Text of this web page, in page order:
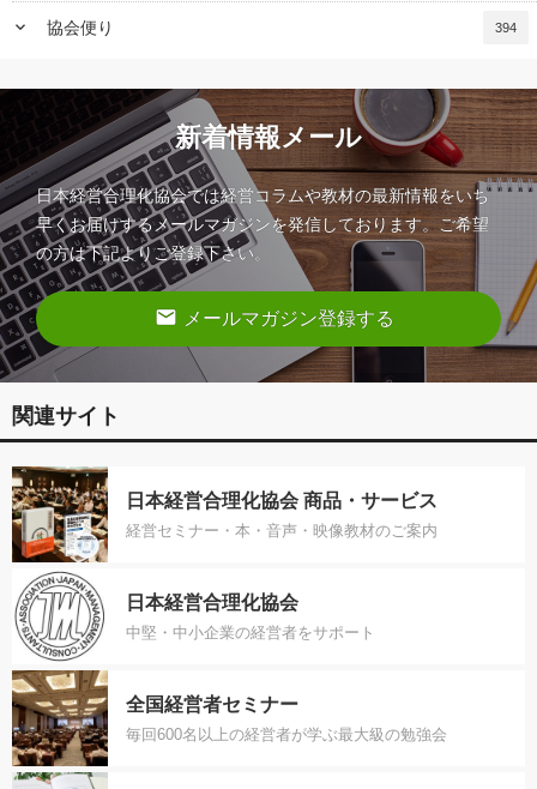
keyboard_arrow_down 協会便り 394
新着情報メール
日本経営合理化協会では経営コラムや教材の最新情報をいち
早くお届けするメールマガジンを発信しております。ご希望
の方は下記よりご登録下さい。
email メールマガジン登録する
関連サイト
日本経営合理化協会 商品・サービス
経営セミナー・本・音声・映像教材のご案内
日本経営合理化協会
中堅・中小企業の経営者をサポート
全国経営者セミナー
毎回600名以上の経営者が学ぶ最大級の勉強会